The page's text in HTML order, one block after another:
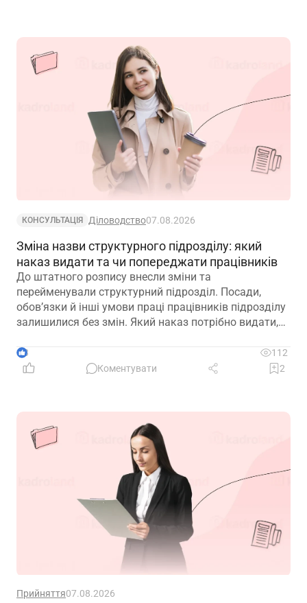
КОНСУЛЬТАЦІЯ Діловодство07.08.2026
Зміна назви структурного підрозділу: який
наказ видати та чи попереджати працівників
До штатного розпису внесли зміни та
перейменували структурний підрозділ. Посади,
обов’язки й інші умови праці працівників підрозділу
залишилися без змін. Який наказ потрібно видати,
підрозділі з новою назвою: про переведення чи
переміщення? Чи потрібно вносити записи до
зміною істотних умов праці? Наприклад, працівник
був обліковцем тваринного комплексу, а після
перейменування працює у свинофермі.
3
112
Коментувати
2
Прийняття07.08.2026